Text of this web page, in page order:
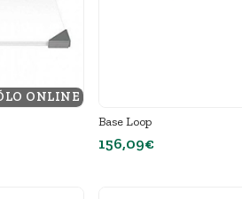
ONLINE
Base Loop
156,09€